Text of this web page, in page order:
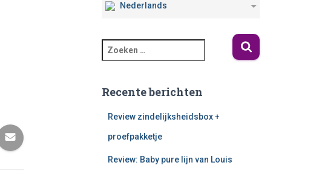
Nederlands
Recente berichten
Review zindelijksheidsbox +
proefpakketje
Review: Baby pure lijn van Louis